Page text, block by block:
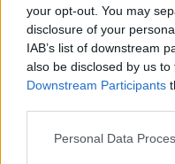
your opt-out. You may
disclosure of your
IAB’s list of downstream
also be disclosed by us
Downstream Participants
Personal Data